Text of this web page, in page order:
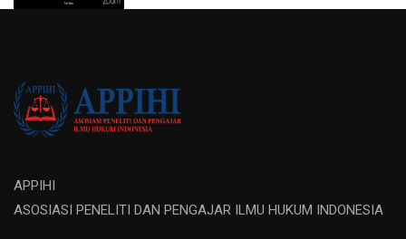
APPIHI
ASOSIASI PENELITI DAN PENGAJAR ILMU HUKUM INDONESIA